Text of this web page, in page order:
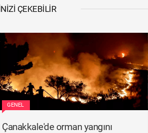
ÇEKEBILIR
GENEL
Çanakkale'de orman yangını